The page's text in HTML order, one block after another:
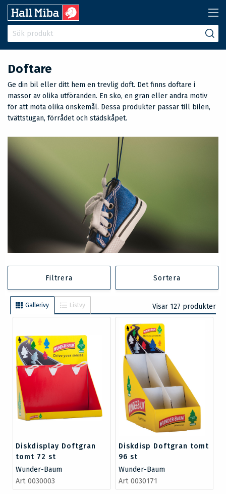
Doftare
Ge din bil eller ditt hem en trevlig doft. Det finns doftare i
massor av olika utföranden. En sko, en gran eller andra motiv
för att möta olika önskemål. Dessa produkter passar till bilen,
tvättstugan, förrådet och städskåpet.
Filtrera Sortera
Gallerivy Listvy Visar 127 produkter
Diskdisplay Doftgran
tomt 72 st
Wunder-Baum
Art 0030003
Diskdisp Doftgran tomt
96 st
Wunder-Baum
Art 0030171